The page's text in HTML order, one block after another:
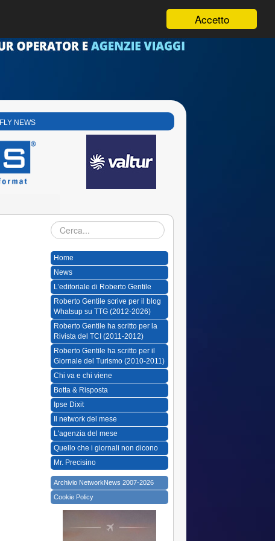
Accetto
FLY NEWS
Cerca...
Home
News
L’editoriale di Roberto Gentile
Roberto Gentile scrive per il blog
Whatsup su TTG (2012-2026)
Roberto Gentile ha scritto per la
Rivista del TCI (2011-2012)
Roberto Gentile ha scritto per il
Giornale del Turismo (2010-2011)
Chi va e chi viene
Botta & Risposta
Ipse Dixit
Il network del mese
L'agenzia del mese
Quello che i giornali non dicono
Mr. Precisino
Archivio NetworkNews 2007-2026
Cookie Policy